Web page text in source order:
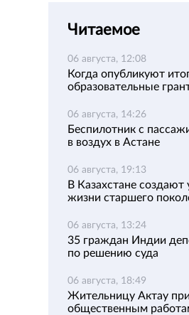
Читаемое
06 августа, 12:08
Когда опубликуют
образовательные
06 августа, 14:26
Беспилотник с
в воздух в Астане
06 августа, 19:13
В Казахстане создают
жизни старшего
06 августа, 13:24
35 граждан Индии
по решению суда
06 августа, 18:49
Жительницу Актау
общественным